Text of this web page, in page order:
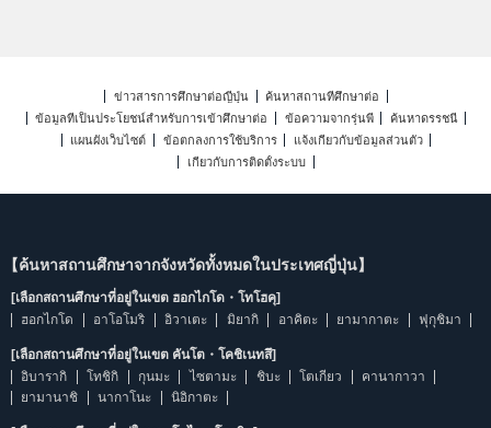
ข่าวสารการศึกษาต่อญี่ปุ่น
ค้นหาสถานที่ศึกษาต่อ
ข้อมูลที่เป็นประโยชน์สำหรับการเข้าศึกษาต่อ
ข้อความจากรุ่นพี่
ค้นหาดรรชนี
แผนผังเว็บไซต์
ข้อตกลงการใช้บริการ
แจ้งเกี่ยวกับข้อมูลส่วนตัว
เกี่ยวกับการติดตั้งระบบ
【ค้นหาสถานศึกษาจากจังหวัดทั้งหมดในประเทศญี่ปุ่น】
[เลือกสถานศึกษาที่อยู่ในเขต ฮอกไกโด・โทโฮคุ]
ฮอกไกโด
อาโอโมริ อิวาเตะ มิยากิ อาคิตะ ยามากาตะ ฟุกุชิมา
[เลือกสถานศึกษาที่อยู่ในเขต คันโต・โคชิเนทสึ]
อิบารากิ
โทชิกิ กุนมะ ไซตามะ ชิบะ โตเกียว
คานากาวา
ยามานาชิ
นากาโนะ นิอิกาตะ